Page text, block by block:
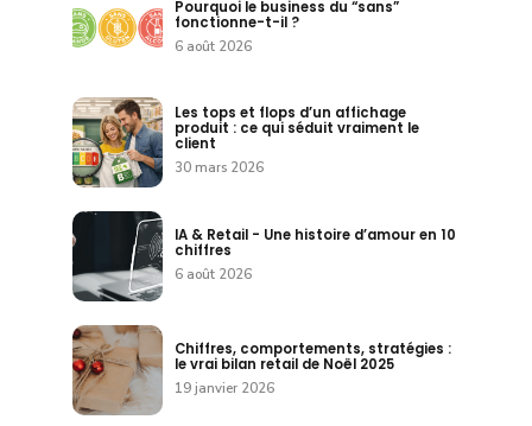
Pourquoi le business du “sans”
fonctionne-t-il ?
6 août 2026
Les tops et flops d’un affichage
produit : ce qui séduit vraiment le
client
30 mars 2026
IA & Retail - Une histoire d’amour en 10
chiffres
6 août 2026
Chiffres, comportements, stratégies :
le vrai bilan retail de Noël 2025
19 janvier 2026